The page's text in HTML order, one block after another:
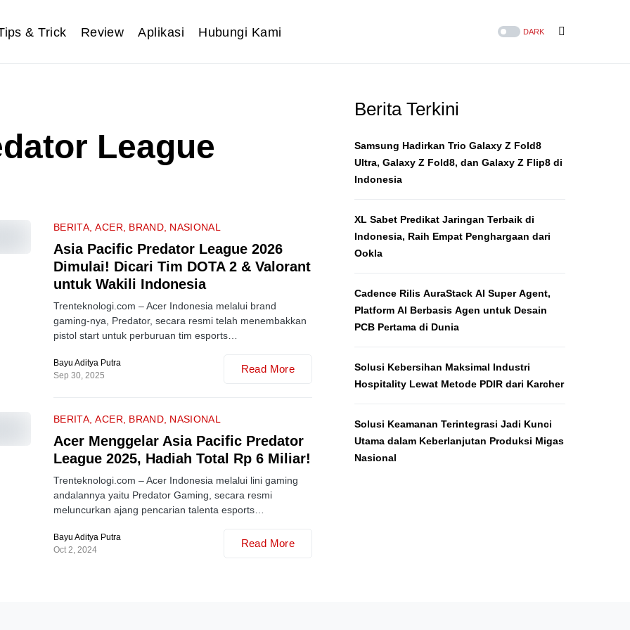
& Trick Review Aplikasi Hubungi Kami DARK
League
BERITA ACER BRAND NASIONAL
Asia Pacific Predator League 2026
Dimulai! Dicari Tim DOTA 2 & Valorant
untuk Wakili Indonesia
Trenteknologi.com – Acer Indonesia melalui brand
gaming-nya, Predator, secara resmi telah menembakkan
pistol start untuk perburuan tim esports…
Bayu Aditya Putra
Sep 30, 2025
Read More
BERITA ACER BRAND NASIONAL
Acer Menggelar Asia Pacific Predator
League 2025, Hadiah Total Rp 6 Miliar!
Trenteknologi.com – Acer Indonesia melalui lini gaming
andalannya yaitu Predator Gaming, secara resmi
meluncurkan ajang pencarian talenta esports…
Bayu Aditya Putra
Oct 2, 2024
Read More
Berita Terkini
Samsung Hadirkan Trio Galaxy Z Fold8
Ultra, Galaxy Z Fold8, dan Galaxy Z Flip8 di
Indonesia
XL Sabet Predikat Jaringan Terbaik di
Indonesia, Raih Empat Penghargaan dari
Ookla
Cadence Rilis AuraStack AI Super Agent,
Platform AI Berbasis Agen untuk Desain
PCB Pertama di Dunia
Solusi Kebersihan Maksimal Industri
Hospitality Lewat Metode PDIR dari Karcher
Solusi Keamanan Terintegrasi Jadi Kunci
Utama dalam Keberlanjutan Produksi Migas
Nasional